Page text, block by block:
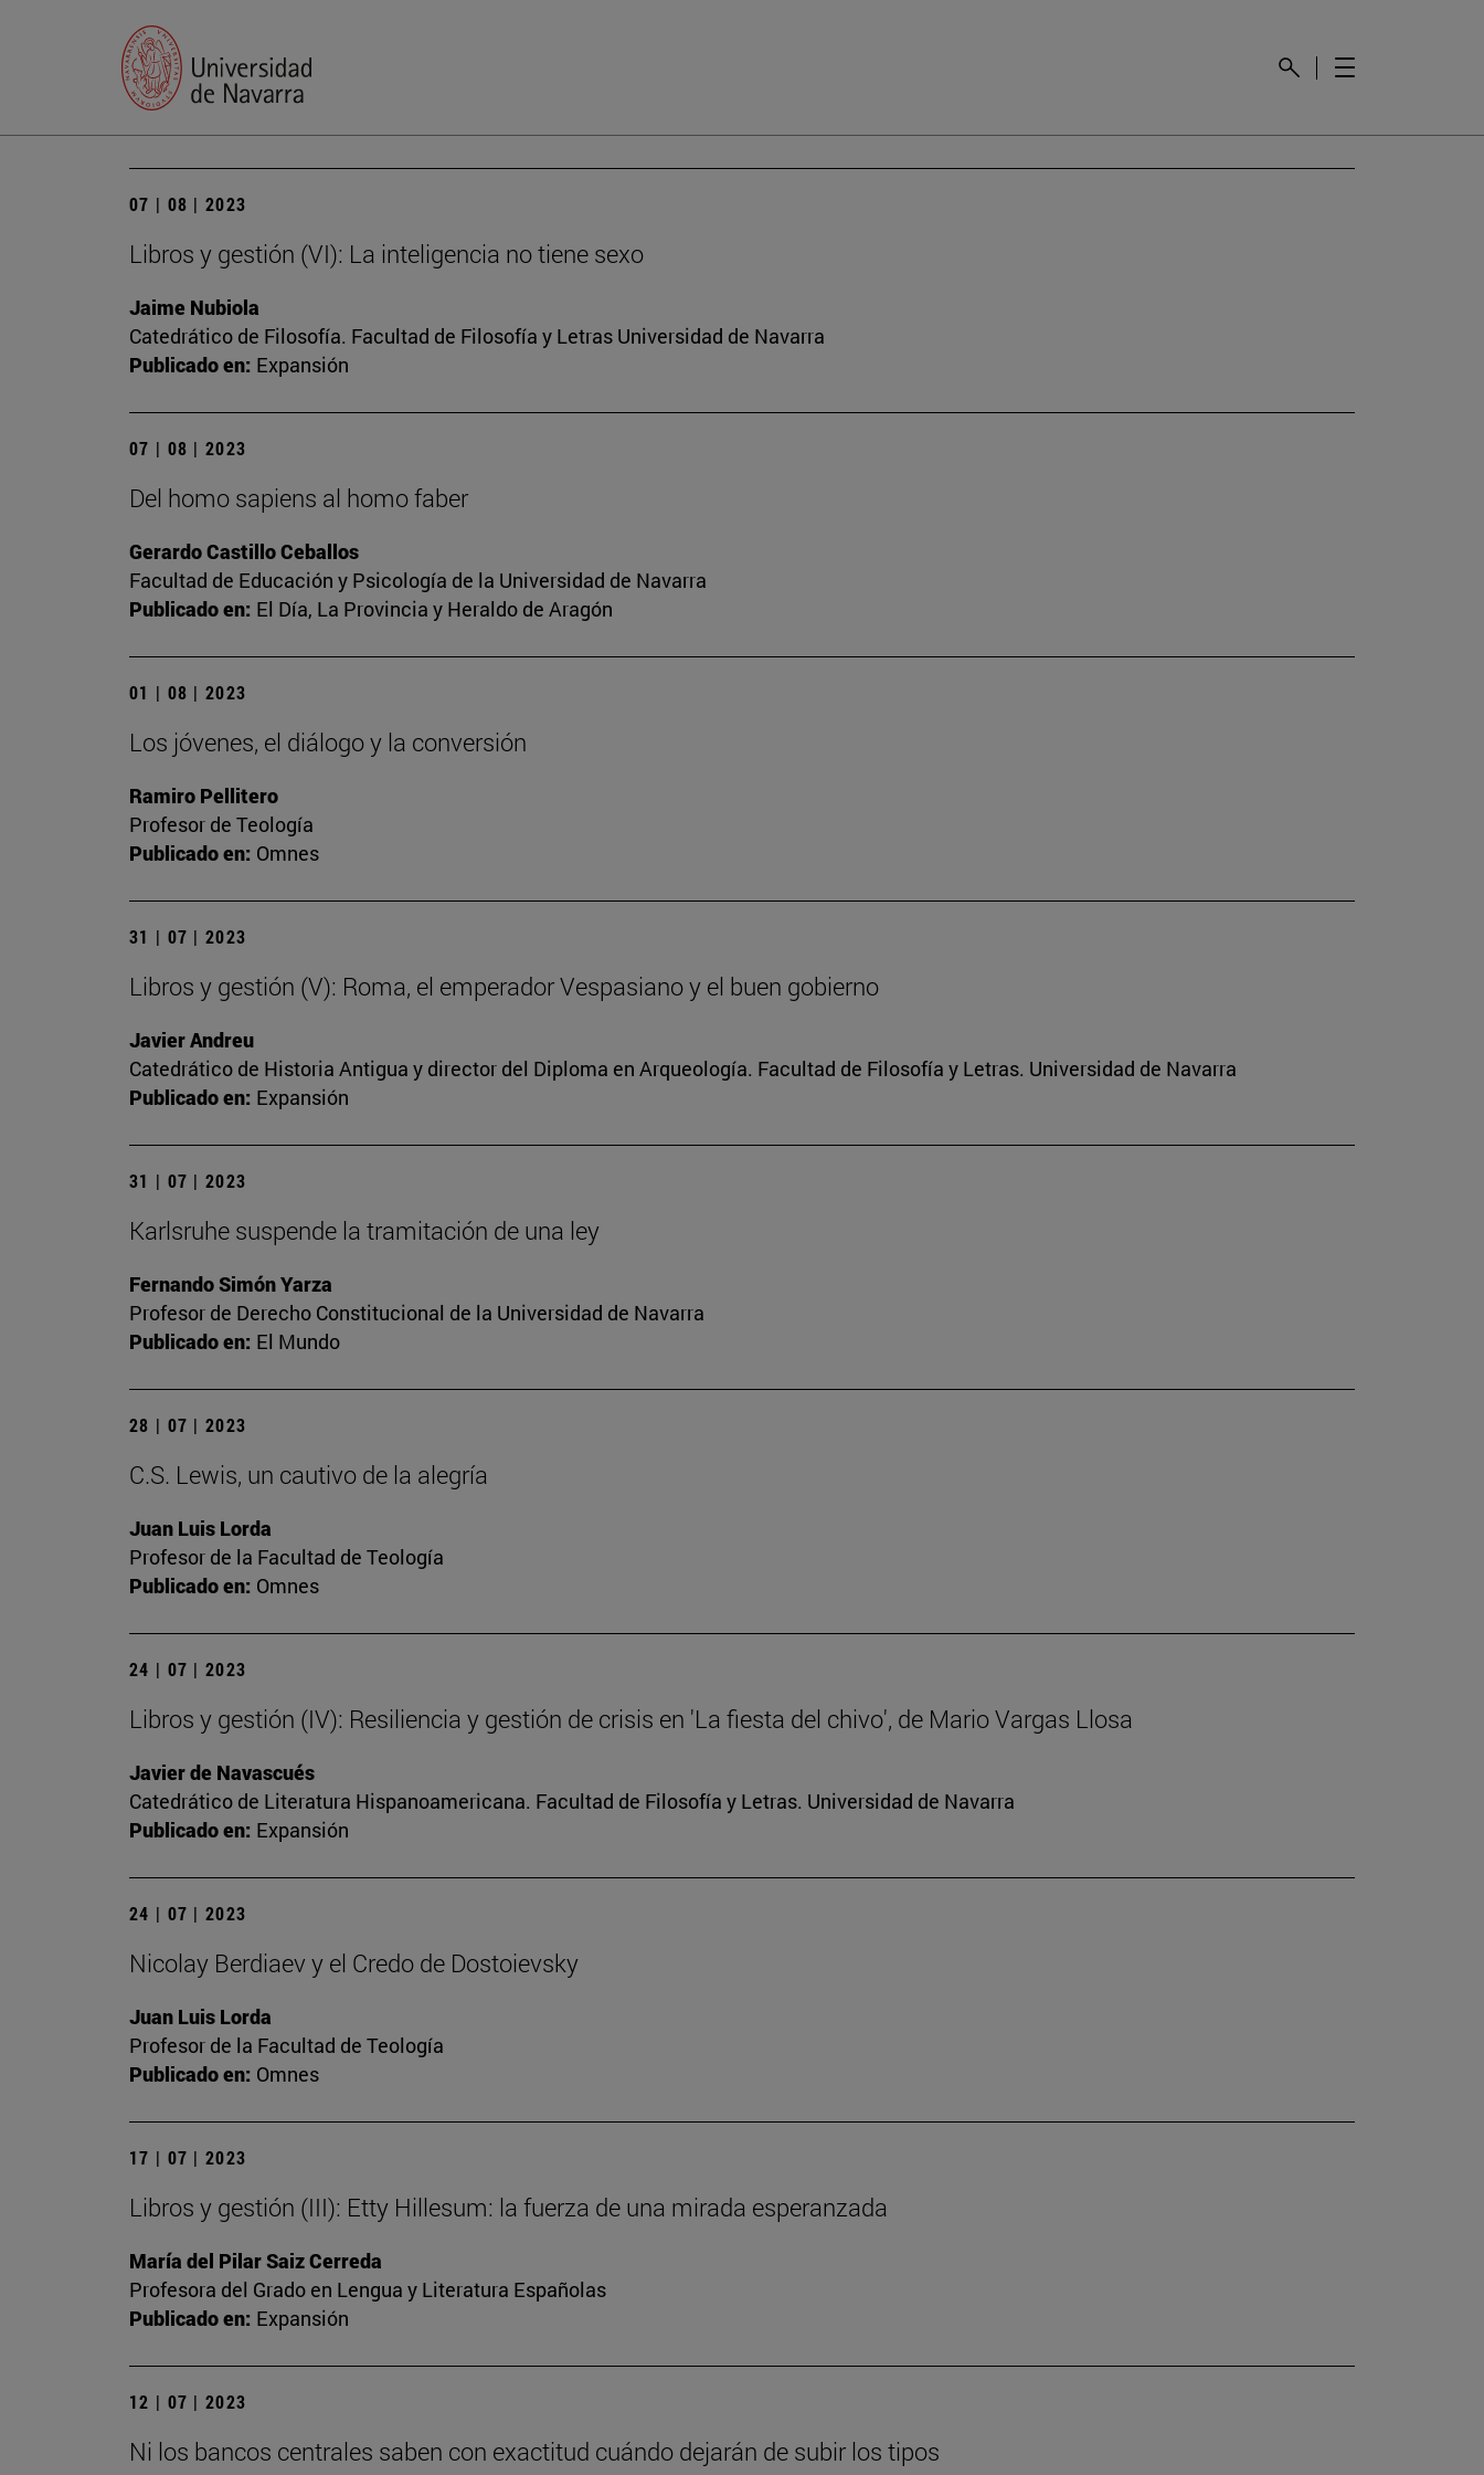
07 | 08 | 2023
Libros y gestión (VI): La inteligencia no tiene sexo
Jaime Nubiola
Catedrático de Filosofía. Facultad de Filosofía y Letras Universidad de Navarra
Publicado en: Expansión
07 | 08 | 2023
Del homo sapiens al homo faber
Gerardo Castillo Ceballos
Facultad de Educación y Psicología de la Universidad de Navarra
Publicado en: El Día, La Provincia y Heraldo de Aragón
01 | 08 | 2023
Los jóvenes, el diálogo y la conversión
Ramiro Pellitero
Profesor de Teología
Publicado en: Omnes
31 | 07 | 2023
Libros y gestión (V): Roma, el emperador Vespasiano y el buen gobierno
Javier Andreu
Catedrático de Historia Antigua y director del Diploma en Arqueología. Facultad de Filosofía y Letras. Universidad de Navarra
Publicado en: Expansión
31 | 07 | 2023
Karlsruhe suspende la tramitación de una ley
Fernando Simón Yarza
Profesor de Derecho Constitucional de la Universidad de Navarra
Publicado en: El Mundo
28 | 07 | 2023
C.S. Lewis, un cautivo de la alegría
Juan Luis Lorda
Profesor de la Facultad de Teología
Publicado en: Omnes
24 | 07 | 2023
Libros y gestión (IV): Resiliencia y gestión de crisis en 'La fiesta del chivo', de Mario Vargas Llosa
Javier de Navascués
Catedrático de Literatura Hispanoamericana. Facultad de Filosofía y Letras. Universidad de Navarra
Publicado en: Expansión
24 | 07 | 2023
Nicolay Berdiaev y el Credo de Dostoievsky
Juan Luis Lorda
Profesor de la Facultad de Teología
Publicado en: Omnes
17 | 07 | 2023
Libros y gestión (III): Etty Hillesum: la fuerza de una mirada esperanzada
María del Pilar Saiz Cerreda
Profesora del Grado en Lengua y Literatura Españolas
Publicado en: Expansión
12 | 07 | 2023
Ni los bancos centrales saben con exactitud cuándo dejarán de subir los tipos